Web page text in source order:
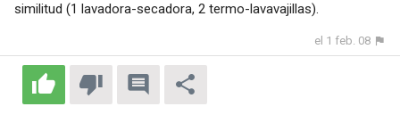
similitud (1 lavadora-secadora, 2 termo-lavavajillas).
el 1 feb. 08